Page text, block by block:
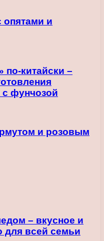
опятами и
по-китайски –
с фунчозой
и розовым
– вкусное и
для всей семьи